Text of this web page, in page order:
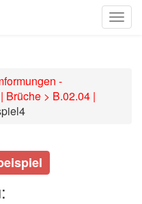
-
Brüche > B.02.04 |